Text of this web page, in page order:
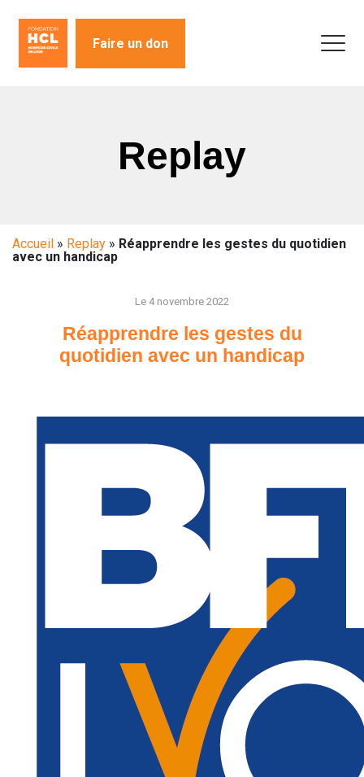
Faire un don
Replay
Accueil » Replay » Réapprendre les gestes du quotidien
avec un handicap
Le 4 novembre 2022
Réapprendre les gestes du
quotidien avec un handicap